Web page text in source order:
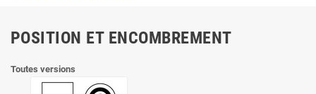
POSITION ET ENCOMBREMENT
Toutes versions